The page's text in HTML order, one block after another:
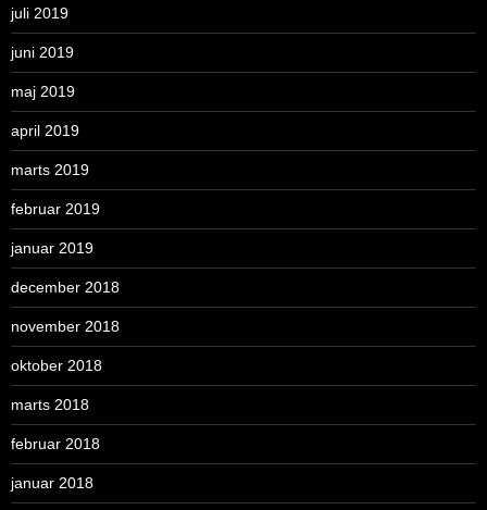
juli 2019
juni 2019
maj 2019
april 2019
marts 2019
februar 2019
januar 2019
december 2018
november 2018
oktober 2018
marts 2018
februar 2018
januar 2018